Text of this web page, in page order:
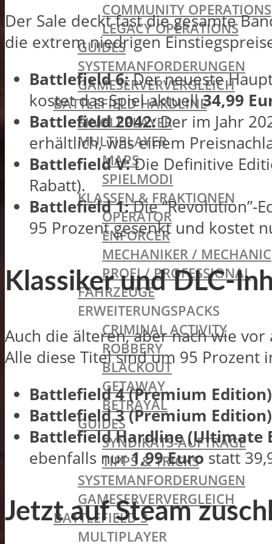
COMMUNITY OPERATIONS
LEGACY OPERATIONS
GUIDES
SYSTEMANFORDERUNGEN
GAMESERVERVERGLEICH
BATTLEFIELD HARDLINE
SINGLEPLAYER
MULTIPLAYER
MAPS
SPIELMODI
KLASSEN & FRAKTIONEN
OPERATOR
ENFORCER
MECHANIKER / MECHANIC
PROFI / PROFESSIONAL
FAHRZEUGE
ERWEITERUNGSPACKS
CRIMINAL ACTIVITY
ROBBERY
BLACKOUT
GETAWAY
BETRAYAL
GUIDES
SYNDIKATS-AUFTRÄGE
TIPPS & TRICKS
SYSTEMANFORDERUNGEN
GAMESERVERVERGLEICH
BATTLEFIELD 3
MULTIPLAYER
Der Sale deckt fast die gesamte
die extrem niedrigen
Battlefield 6:Der neueste
kostet das Spiel aktuell34,99
Battlefield 2042:Der im Jahr
erhältlich, was einem
Battlefield V:Die Definitive
Rabatt).
Battlefield 1:Die “Revolution”-
95 Prozent gesenkt und kostet
Klassiker und DLC-
Auch die älteren, aber nach wie
Alle diese Titel sind um 95 Prozent
Battlefield 4 (Premium
Battlefield 3 (Premium
Battlefield Hardline (Ultimate
ebenfalls nur1,99 Euro statt
Jetzt auf Steam